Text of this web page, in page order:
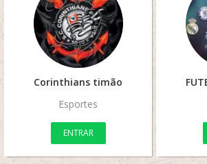
Corinthians timão
Esportes
ENTRAR